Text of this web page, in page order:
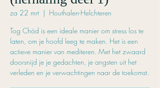
za 22 mrt
  |
Houthalen-Helchteren
Tog Chöd is een ideale manier om stress los te
laten, om je hoofd leeg te maken. Het is een
actieve manier van mediteren. Met het zwaard
doorsnijd je je gedachten, je angsten uit het
verleden en je verwachtingen naar de toekomst.